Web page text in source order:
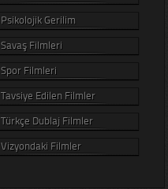
Psikolojik Gerilim
Savaş Filmleri
Spor Filmleri
Tavsiye Edilen Filmler
Türkçe Dublaj Filmler
Vizyondaki Filmler